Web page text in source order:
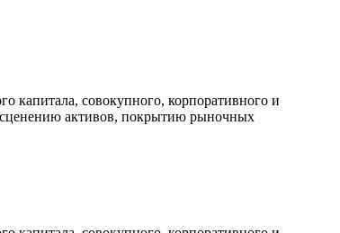
капитала, совокупного, корпоративного и
активов, покрытию рыночных